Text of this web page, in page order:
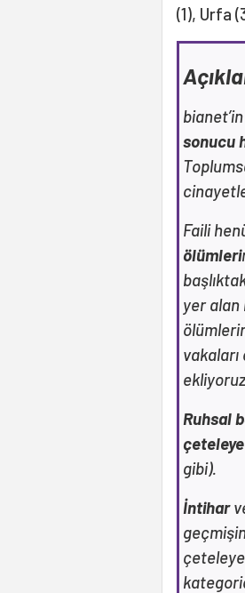
(1), Urfa
bianet’in
sonucu
Faili
ölümleri
yer
Ruhsal
gibi).
İntihar